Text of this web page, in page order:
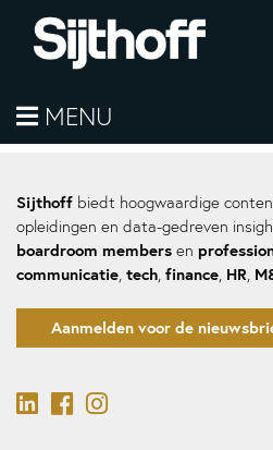
MENU
helaas geen berichten
Hier komt de sidebar
Sijthoff biedt hoogwaardige
opleidingen en data-gedreven
boardroom members en
communicatie, tech, finance, HR,
Aanmelden voor de